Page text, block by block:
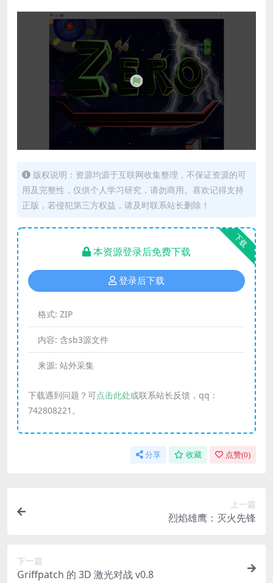
版权说明：资源均源于互联网收集整理，不保证资源的可
用及完整性，仅供个人学习研究，请勿商用。喜欢记得支持
正版，若侵犯第三方权益，请及时联系站长删除！
下载
本资源登录后免费下载
登录后下载
格式: ZIP
内容: 含sb3源文件
来源: 站外采集
下载遇到问题？可点击此处或联系站长反馈，qq：
742808221。
分享 收藏 点赞(0)
上一篇
烈焰雄鹰：灭火先锋
下一篇
Griffpatch 的 3D 激光对战 v0.8